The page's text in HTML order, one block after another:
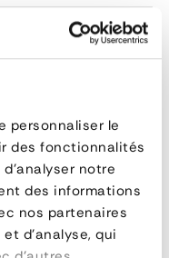
personnaliser le
des fonctionnalités
notre
des informations
nos partenaires
d'analyse, qui